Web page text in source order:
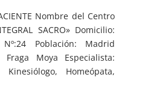
Nombre del Centro
SACRO» Domicilio:
Población: Madrid
Fraga Moya Especialista:
Homeópata,